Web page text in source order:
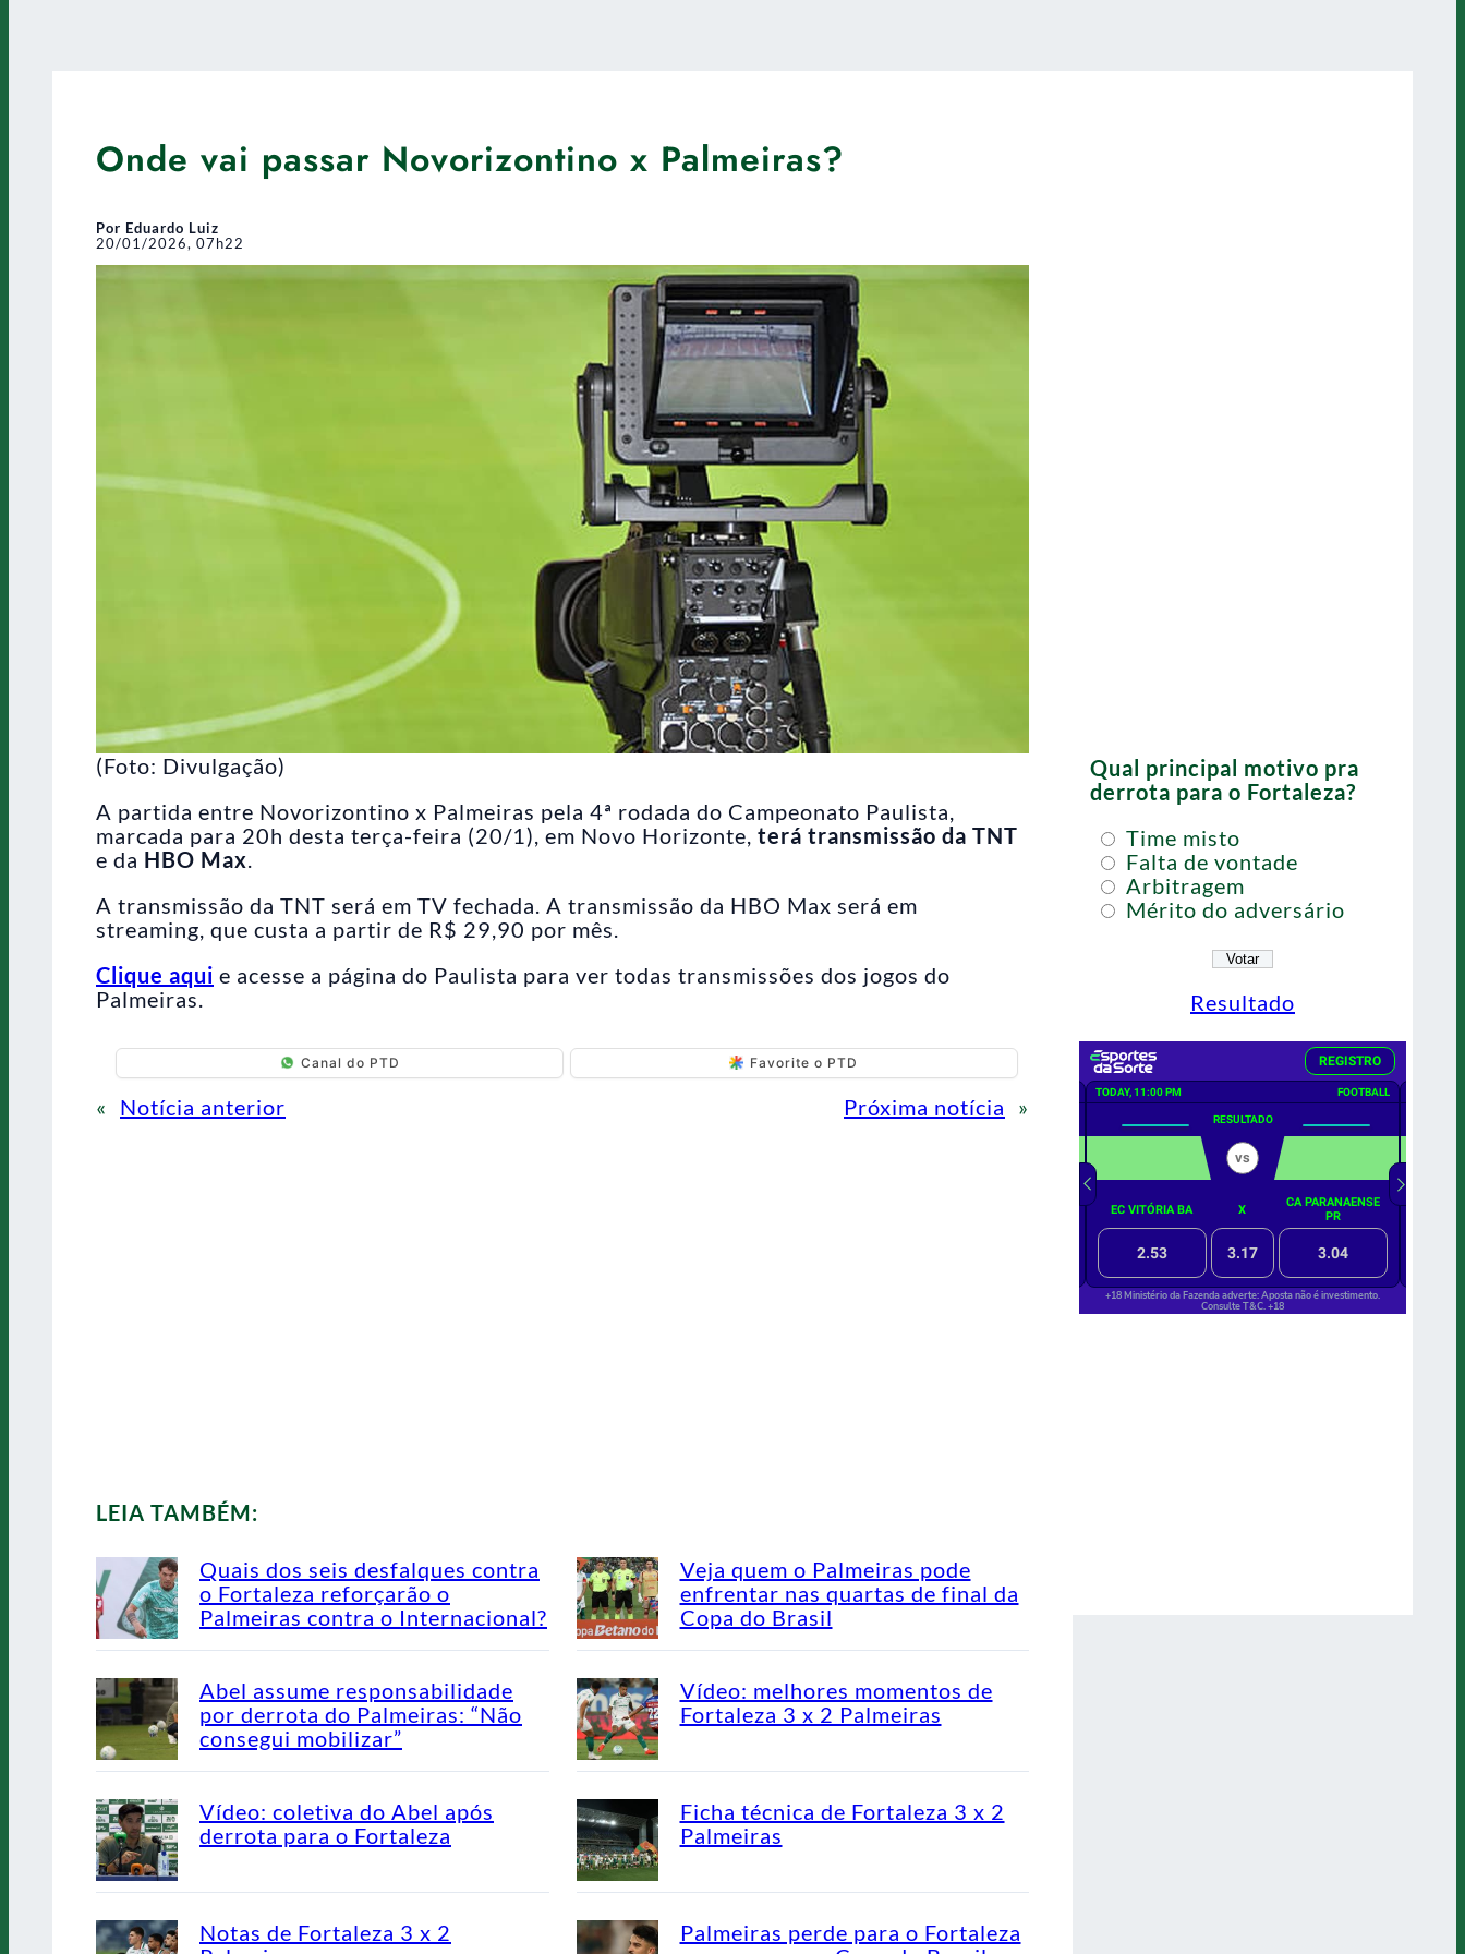
Onde vai passar Novorizontino x Palmeiras?
Por Eduardo Luiz
20/01/2026, 07h22
(Foto: Divulgação)
A partida entre Novorizontino x Palmeiras pela 4ª rodada do Campeonato Paulista,
marcada para 20h desta terça-feira (20/1), em Novo Horizonte, terá transmissão da TNT
e da HBO Max.
A transmissão da TNT será em TV fechada. A transmissão da HBO Max será em
streaming, que custa a partir de R$ 29,90 por mês.
Clique aqui e acesse a página do Paulista para ver todas transmissões dos jogos do
Palmeiras.
Canal do PTD Favorite o PTD
« Notícia anterior Próxima notícia »
LEIA TAMBÉM:
Quais dos seis desfalques contra
o Fortaleza reforçarão o
Palmeiras contra o Internacional?
Veja quem o Palmeiras pode
enfrentar nas quartas de final da
Copa do Brasil
Abel assume responsabilidade
por derrota do Palmeiras: “Não
consegui mobilizar”
Vídeo: melhores momentos de
Fortaleza 3 x 2 Palmeiras
Vídeo: coletiva do Abel após
derrota para o Fortaleza
Ficha técnica de Fortaleza 3 x 2
Palmeiras
Notas de Fortaleza 3 x 2
Palmeiras perde para o Fortaleza
Qual principal motivo pra
derrota para o Fortaleza?
Time misto
Falta de vontade
Arbitragem
Mérito do adversário
Resultado